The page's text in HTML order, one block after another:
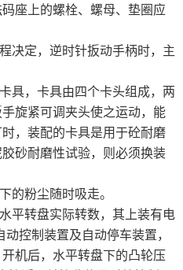
座上的螺栓、螺母、垫圈应
决定，逆时针扳动手柄时，主
具，卡具由四个卡头组成，两
旋紧可调夹头使之运动，能
，装配的卡具是用于砼耐磨
砂耐磨性试验，则必须换装
的粉尘随时吸走。
平转盘实际转数，其上装有电
控制装置及自动停车装置，
机后，水平转盘下的凸轮压